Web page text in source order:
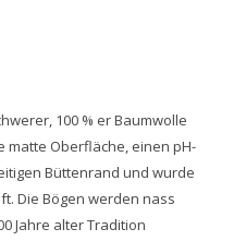
100 % er Baumwolle
matte Oberfläche, einen pH-
Büttenrand und wurde
Die Bögen werden nass
Jahre alter Tradition